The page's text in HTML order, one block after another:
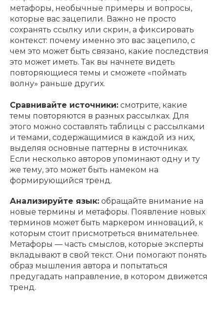
метафоры, необычные примеры и вопросы,
которые вас зацепили. Важно не просто
сохранять ссылку или скрин, а фиксировать
контекст: почему именно это вас зацепило, с
чем это может быть связано, какие последствия
это может иметь. Так вы начнете видеть
повторяющиеся темы и сможете «поймать
волну» раньше других.
Сравнивайте источники: смотрите, какие
темы повторяются в разных рассылках. Для
этого можно составлять таблицы с рассылками
и темами, содержащимися в каждой из них,
выделяя основные паттерны в источниках.
Если несколько авторов упоминают одну и ту
же тему, это может быть намеком на
формирующийся тренд.
Анализируйте язык: обращайте внимание на
новые термины и метафоры. Появление новых
терминов может быть маркером инноваций, к
которым стоит присмотреться внимательнее.
Метафоры — часть смыслов, которые эксперты
вкладывают в свой текст. Они помогают понять
образ мышления автора и попытаться
предугадать направление, в котором движется
тренд.